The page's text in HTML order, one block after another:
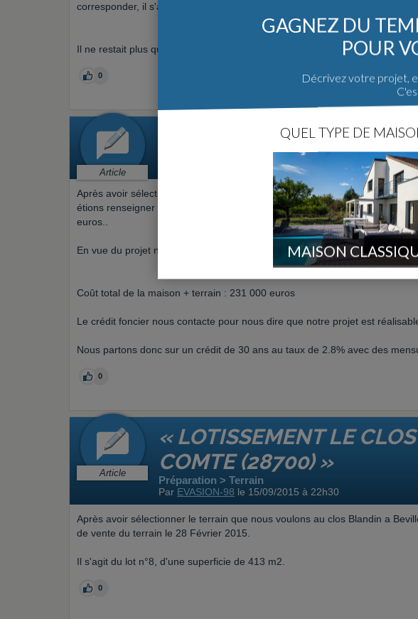
corresponder, il s'agit du lot n°8.
Il ne restait plus que a savoir si le prix total du projet aller passer.
0
Article
le 15/09/2015 à 22h24
Après avoir sélectionner notre projet, maison Pierre nous informe qu'il
étions renseigner dans pas mal de banque personne nous suivez ou
euros..
En vue du projet nous avons décider de faire crédit au crédit Foncier
Coût total de la maison + terrain : 231 000 euros
Le crédit foncier nous contacte pour nous dire que notre projet est
Nous partons donc sur un crédit de 30 ans au taux de 2.8% avec des
0
Article
« LOTISSEMENT LE
COMTE (28700) »
Préparation > Terrain
Par EVASION-98 le 15/09/2015 à 22h30
Après avoir sélectionner le terrain que nous voulons au clos Blandin a
de vente du terrain le 28 Février 2015.
Il s'agit du lot n°8, d'une superficie de 413 m2.
0
GAGNEZ DU
POUR
Décrivez votre projet,
QUEL TYPE DE
MAISON